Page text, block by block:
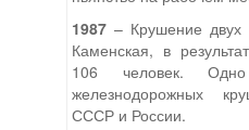
1987– Крушение двух
Каменская, в
106 человек.
железнодорожных
СССР и России.